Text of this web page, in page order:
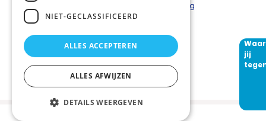
Privacyverklaring
jij
NIET-GECLASSIFICEERD
ALLES ACCEPTEREN
ALLES AFWIJZEN
DETAILS WEERGEVEN